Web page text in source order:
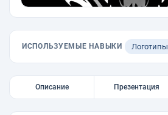
ИСПОЛЬЗУЕМЫЕ НАВЫКИ Логотипы
Описание Презентация